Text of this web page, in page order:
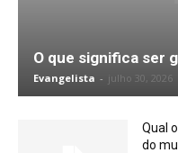
O que significa ser
Evangelista - julho 30, 2026
Qual
do